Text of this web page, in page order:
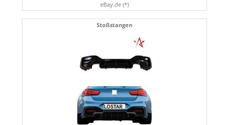
eBay.de (*)
Stoßstangen